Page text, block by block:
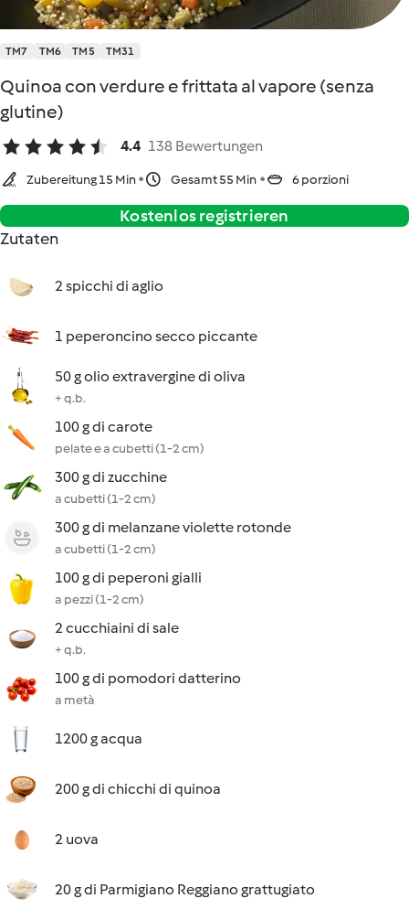
TM7 TM6 TM5 TM31
Quinoa con verdure e frittata al vapore (senza
glutine)
4.4 138 Bewertungen
Zubereitung 15 Min Gesamt 55 Min 6 porzioni
Kostenlos registrieren
Zutaten
2 spicchi di aglio
1 peperoncino secco piccante
50 g olio extravergine di oliva
+ q.b.
100 g di carote
pelate e a cubetti (1-2 cm)
300 g di zucchine
a cubetti (1-2 cm)
300 g di melanzane violette rotonde
a cubetti (1-2 cm)
100 g di peperoni gialli
a pezzi (1-2 cm)
2 cucchiaini di sale
+ q.b.
100 g di pomodori datterino
a metà
1200 g acqua
200 g di chicchi di quinoa
2 uova
20 g di Parmigiano Reggiano grattugiato